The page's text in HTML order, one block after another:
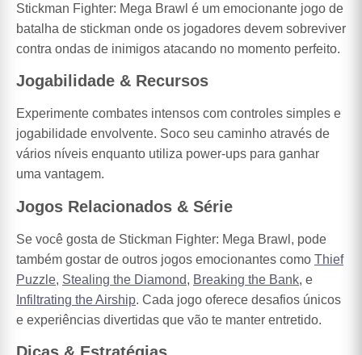
Stickman Fighter: Mega Brawl é um emocionante jogo de
batalha de stickman onde os jogadores devem sobreviver
contra ondas de inimigos atacando no momento perfeito.
Jogabilidade & Recursos
Experimente combates intensos com controles simples e
jogabilidade envolvente. Soco seu caminho através de
vários níveis enquanto utiliza power-ups para ganhar
uma vantagem.
Jogos Relacionados & Série
Se você gosta de Stickman Fighter: Mega Brawl, pode
também gostar de outros jogos emocionantes como Thief
Puzzle, Stealing the Diamond, Breaking the Bank, e
Infiltrating the Airship. Cada jogo oferece desafios únicos
e experiências divertidas que vão te manter entretido.